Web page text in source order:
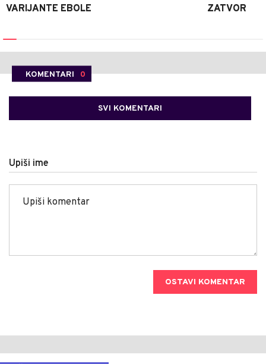
VARIJANTE EBOLE
ZATVOR
KOMENTARI 0
SVI KOMENTARI
Upiši ime
OSTAVI KOMENTAR